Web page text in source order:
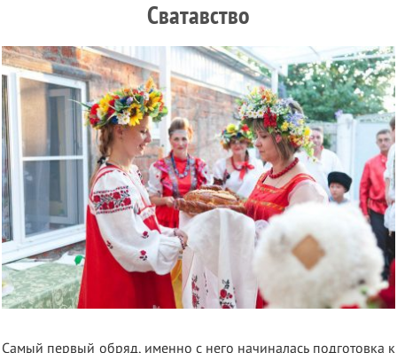
Сватавство
Самый первый обряд, именно с него начиналась подготовка к